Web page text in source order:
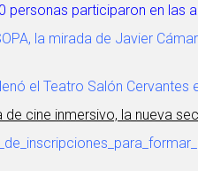
personas participaron en las
la mirada de Javier
el Teatro Salón Cervantes
de cine inmersivo, la nueva